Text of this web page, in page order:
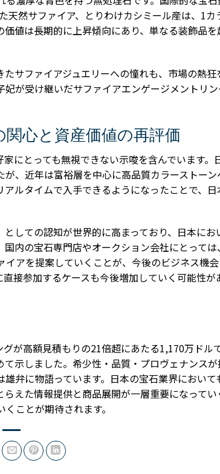
然サファイア、とりわけカシミール産は、1
値は長期的に上昇傾向にあり、単なる装飾品
サファイアジュエリーへの憧れも、市場の熱
が受け継いだサファイアエンゲージメントリ
心と資産価値の再評価
にとっても無視できない示唆を含んでいます。
、近年は富裕層を中心に高品質カラーストー
ルタイムで入手できるようになったことで、
しての認知が世界的に高まっており、日本に
内の宝石専門店やオークション会社にとって
アを提案していくことが、今後のビジネス機
接参加するケースも今後増加していく可能性
が高額見積もりの21倍超にあたる1,170万ドル
示しました。希少性・品質・プロヴェナンス
弁に物語っています。日本の宝石業界におい
えた情報提供と商品展開が一層重要になって
ことが期待されます。